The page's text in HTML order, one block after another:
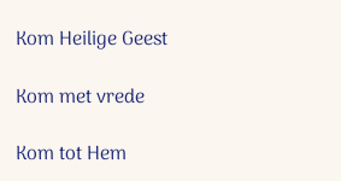
Kom Heilige Geest
Kom met vrede
Kom tot Hem